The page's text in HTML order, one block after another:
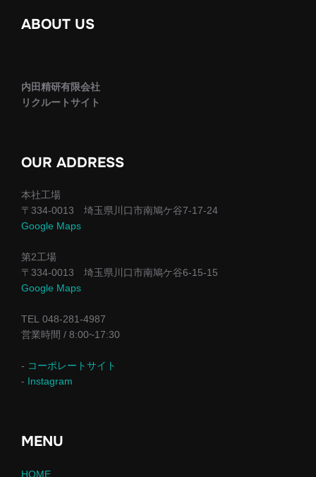
ABOUT US
内田精研有限会社
リクルートサイト
OUR ADDRESS
本社工場
〒334-0013 埼玉県川口市南鳩ケ谷7-17-24
Google Maps
第2工場
〒334-0013 埼玉県川口市南鳩ケ谷6-15-15
Google Maps
TEL 048-281-4987
営業時間 / 8:00~17:30
- コーポレートサイト
- Instagram
MENU
HOME